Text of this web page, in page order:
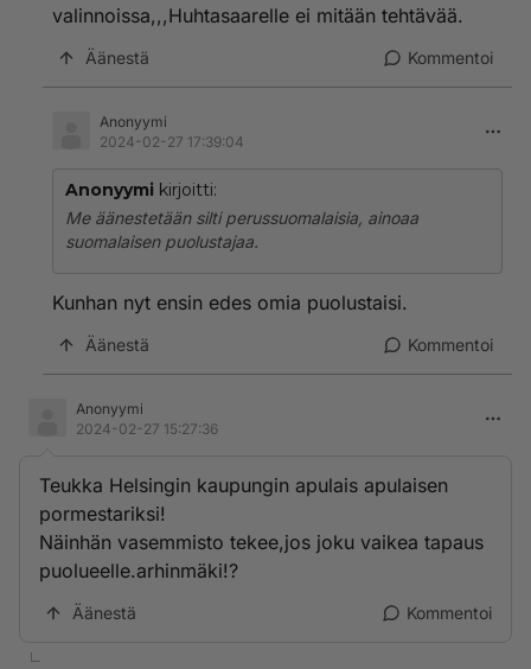
valinnoissa,,,Huhtasaarelle ei mitään tehtävää.
Äänestä Kommentoi
Anonyymi
2024-02-27 17:39:04
Anonyymi kirjoitti:
Me äänestetään silti perussuomalaisia, ainoaa
suomalaisen puolustajaa.
Kunhan nyt ensin edes omia puolustaisi.
Äänestä Kommentoi
Anonyymi
2024-02-27 15:27:36
Teukka Helsingin kaupungin apulais apulaisen
pormestariksi!
Näinhän vasemmisto tekee,jos joku vaikea tapaus
puolueelle.arhinmäki!?
Äänestä Kommentoi